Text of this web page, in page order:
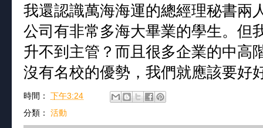
我還認識萬海海運的總經理秘書兩
公司有非常多海大畢業的學生。但
升不到主管？而且很多企業的中高
沒有名校的優勢，我們就應該要好
時間： 下午3:24
分類： 活動